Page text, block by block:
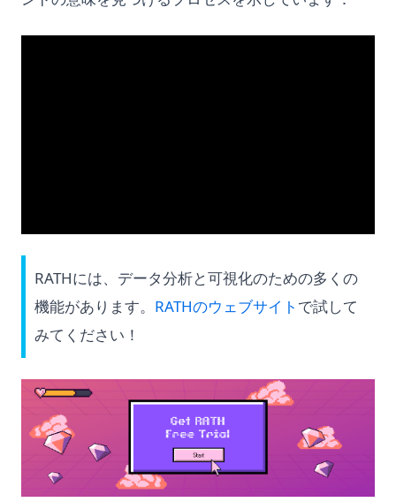
RATHには、データ分析と可視化のための多くの
機能があります。 RATHのウェブサイト (opens in a
で試して
みてください！